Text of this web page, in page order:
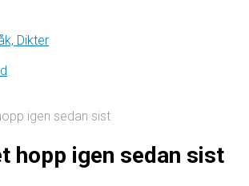
Dikter
igen sedan sist
hopp igen sedan sist